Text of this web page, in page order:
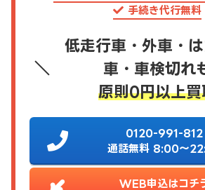
手続き代行無料
低走行車・外車・
車・車検切れ
原則0円以上買
0120-991-812
通話無料 8:00～
WEB申込はコチ